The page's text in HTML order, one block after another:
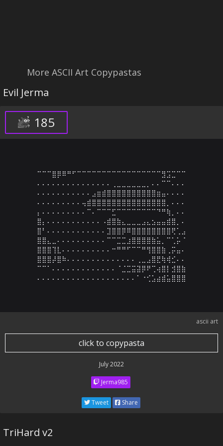
More ASCII Art Copypastas
Evil Jerma
185
⠉⠉⠉⣿⡿⠿⠛⠋⠉⠉⠉⠉⠉⠉⠉⠉⠉⠉⠉⠉⠉⠉⠉⠉⠉⣻⣩⣉⠉⠉
⠄⠄⠄⠄⠄⠄⠄⠄⠄⠄⠄⠄⠄⠄⠄⢀⣀⣀⣀⣀⣀⣀⡀⠄⠄⠉⠉⠄⠄⠄
⠄⠄⠄⠄⠄⠄⠄⠄⠄⠄⠄⣠⣶⣾⣿⣿⣿⣿⣿⣿⣿⣿⣿⣿⣶⣤⠄⠄⠄⠄
⠄⠄⠄⠄⠄⠄⠄⠄⠄⢤⣾⣿⣿⣿⣿⣿⣿⣿⣿⣿⣿⣿⣿⣿⣿⣿⡀⠄⠄⠄
⡄⠄⠄⠄⠄⠄⠄⠄⠄⠄⠉⠄⠉⠉⠉⣋⠉⠉⠉⠉⠉⠉⠉⠉⠙⠛⢷⡀⠄⠄
⣿⡄⠄⠄⠄⠄⠄⠄⠄⠄⠄⠄⠄⠠⣾⣿⣷⣄⣀⣀⣀⣠⣄⣢⣤⣤⣾⣿⡀⠄
⣿⠃⠄⠄⠄⠄⠄⠄⠄⠄⠄⠄⠄⠄⣹⣿⣿⡿⠿⣿⣿⣿⣿⣿⣿⣿⣿⢟⢁⣠
⣿⣿⣄⣀⠄⠄⠄⠄⠄⠄⠄⠄⠄⠄⠉⠉⣉⣉⣰⣿⣿⣿⣿⣷⣥⡀⠉⢁⡥⠈
⣿⣿⣿⢹⣇⠄⠄⠄⠄⠄⠄⠄⠄⠄⠄⠒⠛⠛⠋⠉⠉⠛⢻⣿⣿⣷⢀⡭⣤⠄
⣿⣿⣿⡼⣿⠷⠄⠄⠄⠄⠄⠄⠄⠄⠄⠄⠄⠄⠄⠄⢀⣀⣠⣿⣟⢷⢾⣊⠄⠄
⠉⠉⠁⠄⠄⠄⠄⠄⠄⠄⠄⠄⠄⠄⠄⠄⠈⣈⣉⣭⣽⡿⠟⢉⢴⣿⡇⣺⣿⣷
⠄⠄⠄⠄⠄⠄⠄⠄⠄⠄⠄⠄⠄⠄⠄⠄⠄⠄⠄⠄⠁⠐⢊⣡⣴⣾⣥⣿⣿⣿
ascii art
click to copypasta
July 2022
Jerma985
Tweet Share
TriHard v2